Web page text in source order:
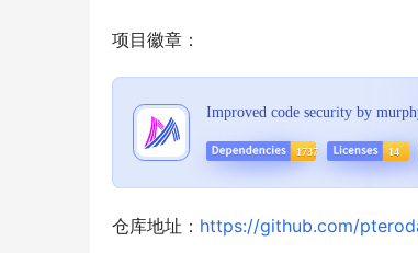
项目徽章：
仓库地址： https://github.com/